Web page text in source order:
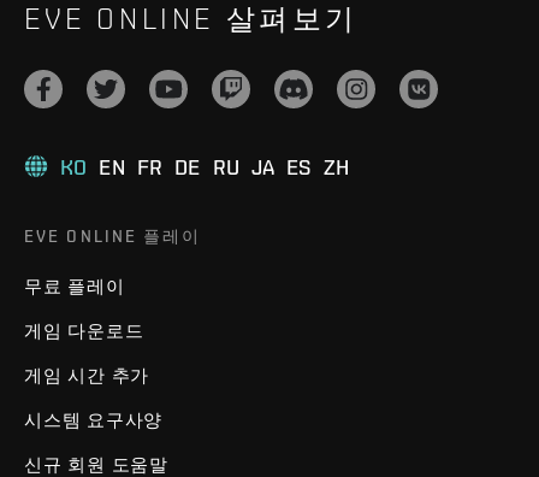
EVE ONLINE 살펴보기
KO EN FR DE RU JA ES ZH
EVE ONLINE 플레이
무료 플레이
게임 다운로드
게임 시간 추가
시스템 요구사양
신규 회원 도움말